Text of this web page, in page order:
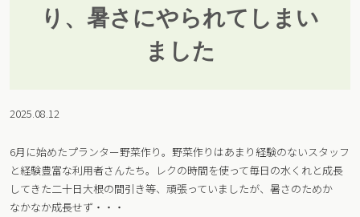
り、暑さにやられてしまい
ました
2025.08.12
6月に始めたプランター野菜作り。野菜作りはあまり経験のないスタッフ
と経験豊富な利用者さんたち。レクの時間を使って毎日の水くれと成長
してきた二十日大根の間引き等、頑張っていましたが、暑さのためか
なかなか成長せず・・・